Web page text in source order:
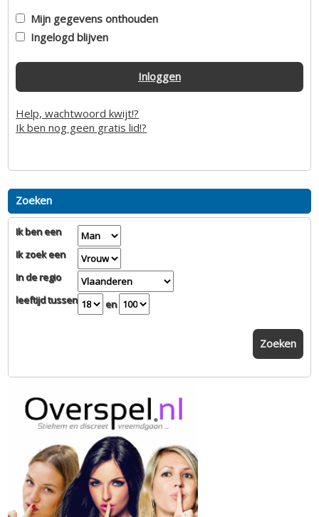
Mijn gegevens onthouden
Ingelogd blijven
Inloggen
Help, wachtwoord kwijt!?
Ik ben nog geen gratis lid!?
Zoeken
Ik ben een
Ik zoek een
In de regio
leeftijd tussen
en
Zoeken